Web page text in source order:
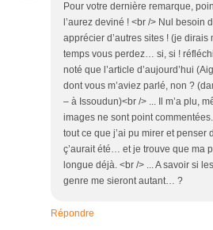
Pour votre dernière remarque,
l’aurez deviné ! <br /> Nul besoin
apprécier d’autres sites ! (je dirais
temps vous perdez… si, si !
noté que l’article d’aujourd’hui
dont vous m’aviez parlé, non ?
– à Issoudun)<br /> ... Il m’a plu,
images ne sont point
tout ce que j’ai pu mirer et penser
ç’aurait été… et je trouve que ma
longue déjà. <br /> ... A savoir si
genre me sieront autant… ?
Répondre